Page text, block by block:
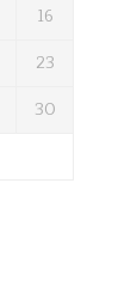
16
23
30